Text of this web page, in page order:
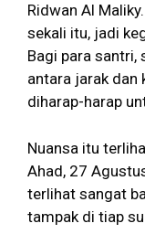
Ridwan Al
sekali itu, jadi
Bagi para santri,
antara jarak dan
diharap-harap
Nuansa itu
Ahad, 27
terlihat sangat
tampak di tiap